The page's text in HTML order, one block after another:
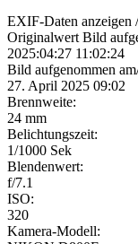
EXIF-Daten anzeigen
Originalwert Bild
2025:04:27 11:02:24
Bild aufgenommen
27. April 2025 09:02
Brennweite:
24 mm
Belichtungszeit:
1/1000 Sek
Blendenwert:
f/7.1
ISO:
320
Kamera-Modell: